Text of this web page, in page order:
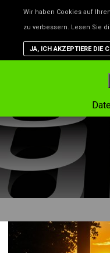
Tag-
Wir haben Cookies auf
zu verbessern. Lesen Sie
JA, ICH AKZEPTIERE DIE
Unsere Website
helfen, die Website
Browser einstellen.
auf der